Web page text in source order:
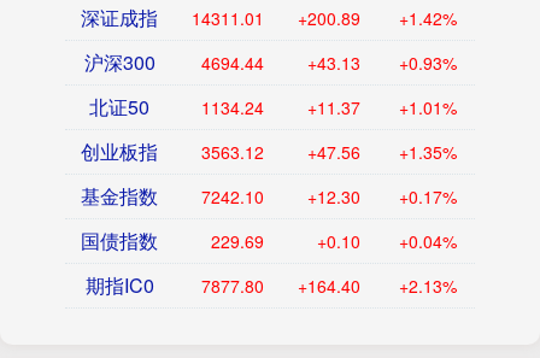
深证成指 14311.01 +200.89 +1.42%
沪深300 4694.44 +43.13 +0.93%
北证50 1134.24 +11.37 +1.01%
创业板指 3563.12 +47.56 +1.35%
基金指数 7242.10 +12.30 +0.17%
国债指数 229.69 +0.10 +0.04%
期指IC0 7877.80 +164.40 +2.13%